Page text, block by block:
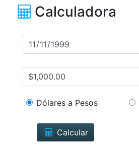
Calculadora
Dólares a Pesos
Calcular